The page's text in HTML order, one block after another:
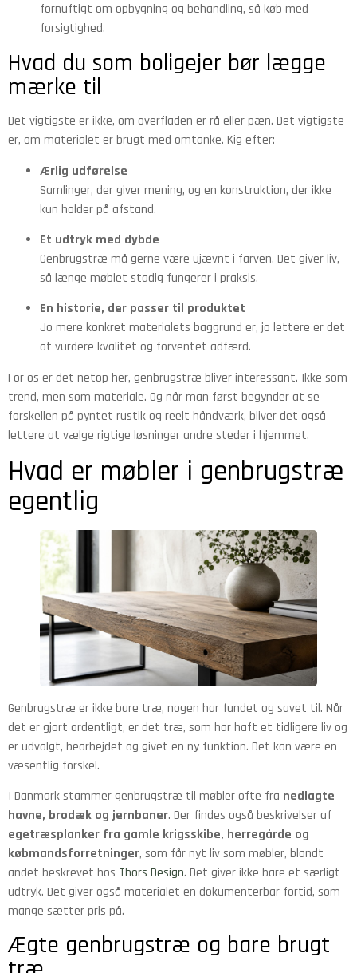
fornuftigt om opbygning og behandling, så køb med
forsigtighed.
Hvad du som boligejer bør lægge
mærke til
Det vigtigste er ikke, om overfladen er rå eller pæn. Det vigtigste
er, om materialet er brugt med omtanke. Kig efter:
Ærlig udførelse
Samlinger, der giver mening, og en konstruktion, der ikke
kun holder på afstand.
Et udtryk med dybde
Genbrugstræ må gerne være ujævnt i farven. Det giver liv,
så længe møblet stadig fungerer i praksis.
En historie, der passer til produktet
Jo mere konkret materialets baggrund er, jo lettere er det
at vurdere kvalitet og forventet adfærd.
For os er det netop her, genbrugstræ bliver interessant. Ikke som
trend, men som materiale. Og når man først begynder at se
forskellen på pyntet rustik og reelt håndværk, bliver det også
lettere at vælge rigtige løsninger andre steder i hjemmet.
Hvad er møbler i genbrugstræ
egentlig
Genbrugstræ er ikke bare træ, nogen har fundet og savet til. Når
det er gjort ordentligt, er det træ, som har haft et tidligere liv og
er udvalgt, bearbejdet og givet en ny funktion. Det kan være en
væsentlig forskel.
I Danmark stammer genbrugstræ til møbler ofte fra nedlagte
havne, brodæk og jernbaner. Der findes også beskrivelser af
egetræsplanker fra gamle krigsskibe, herregårde og
købmandsforretninger, som får nyt liv som møbler, blandt
andet beskrevet hos Thors Design. Det giver ikke bare et særligt
udtryk. Det giver også materialet en dokumenterbar fortid, som
mange sætter pris på.
Ægte genbrugstræ og bare brugt